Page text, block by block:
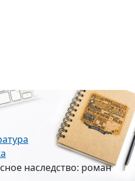
наследство: роман